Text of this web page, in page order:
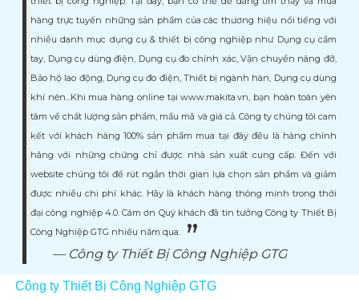
hàng trực tuyến những sản phẩm của các thương hiệu nổi tiếng với
nhiều danh mục dụng cụ & thiết bị công nghiệp như Dụng cụ cầm
tay, Dụng cụ dùng điện, Dụng cụ đo chính xác, Vận chuyển nâng đỡ,
Bảo hộ lao động, Dụng cụ đo điện, Thiết bị ngành hàn, Dụng cụ dùng
khí nén...Khi mua hàng online tại www.makita.vn, bạn hoàn toàn yên
tâm về chất lượng sản phẩm, mẩu mã và giá cả. Công ty chúng tôi cam
kết với khách hàng 100% sản phẩm mua tại đây đều là hàng chính
hãng với những chứng chỉ được nhà sản xuất cung cấp. Đến với
website chúng tôi để rút ngắn thời gian lựa chọn sản phẩm và giảm
được nhiều chi phí khác. Hãy là khách hàng thông minh trong thời
đại công nghiệp 4.0. Cám ơn Quý khách đã tin tưởng Công ty Thiết Bị
Công Nghiệp GTG nhiều năm qua.
Công ty Thiết Bị Công Nghiệp GTG
Công ty Thiết Bị Công Nghiệp GTG